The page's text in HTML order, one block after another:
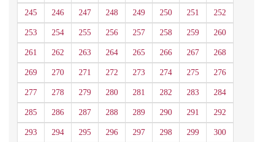
245 246 247 248 249 250 251 252
253 254 255 256 257 258 259 260
261 262 263 264 265 266 267 268
269 270 271 272 273 274 275 276
277 278 279 280 281 282 283 284
285 286 287 288 289 290 291 292
293 294 295 296 297 298 299 300